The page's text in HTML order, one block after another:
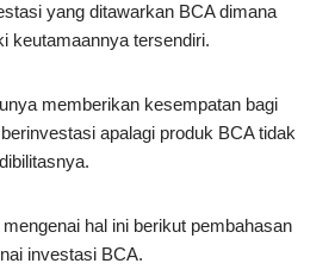
yang ditawarkan BCA dimana
keutamaannya tersendiri.
memberikan kesempatan bagi
apalagi produk BCA tidak
hal ini berikut pembahasan
investasi BCA.